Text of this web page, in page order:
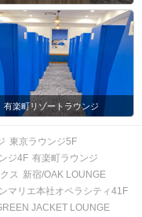
開始。開催は1時間
分以上遅れる場合は
だいております。
予定。（最少開催人
ます。
降のキャンセルによ
場合がございま
有楽町リゾートラウンジ
東京ラウンジ5F
ジ4F 有楽町ラウンジ
ス 新宿/OAK LOUNGE
マリエ本社オペラシティ41F
JACKET LOUNGE